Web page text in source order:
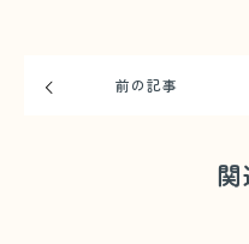
前の記事